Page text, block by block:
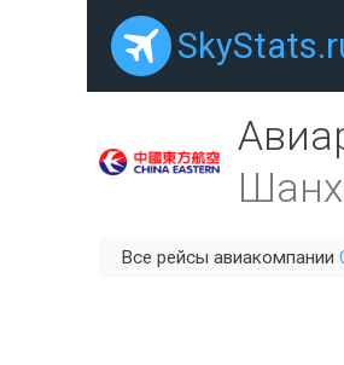
Все рейсы авиакомпании